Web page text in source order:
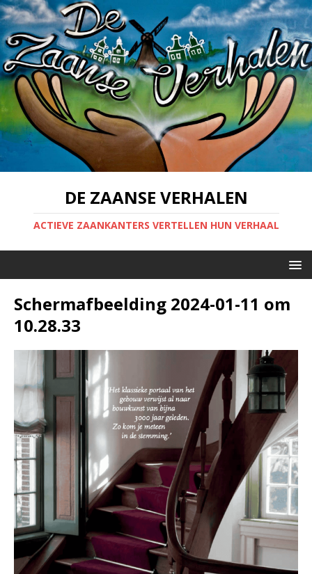
DE ZAANSE VERHALEN
ACTIEVE ZAANKANTERS VERTELLEN HUN VERHAAL
Scherm­afbeelding 2024-01-11 om
10.28.33